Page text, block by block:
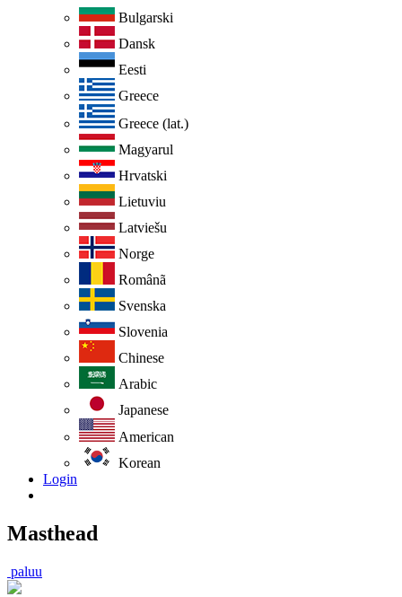
Bulgarski
Dansk
Eesti
Greece
Greece (lat.)
Magyarul
Hrvatski
Lietuviu
Latviešu
Norge
Românã
Svenska
Slovenia
Chinese
Arabic
Japanese
American
Korean
Login
Masthead
paluu